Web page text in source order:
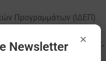
Προγραμμάτων (ΙΔΕΠ)
διαδικτυακή
Σώμα Αλληλεγγύης,
σχετικά με την Υποβολή
×
Newsletter